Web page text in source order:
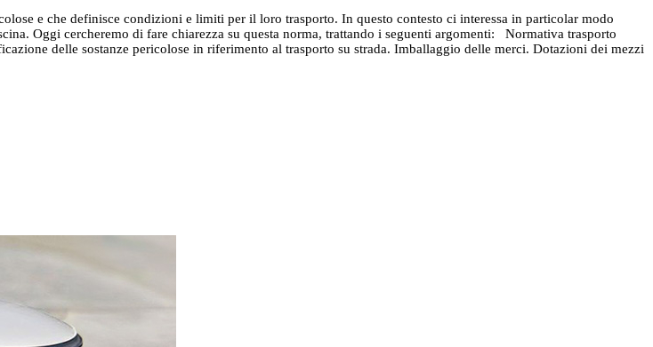
e che definisce condizioni e limiti per il loro trasporto. In questo contesto ci interessa in particolar modo
Oggi cercheremo di fare chiarezza su questa norma, trattando i seguenti argomenti: Normativa trasporto
delle sostanze pericolose in riferimento al trasporto su strada. Imballaggio delle merci. Dotazioni dei mezzi